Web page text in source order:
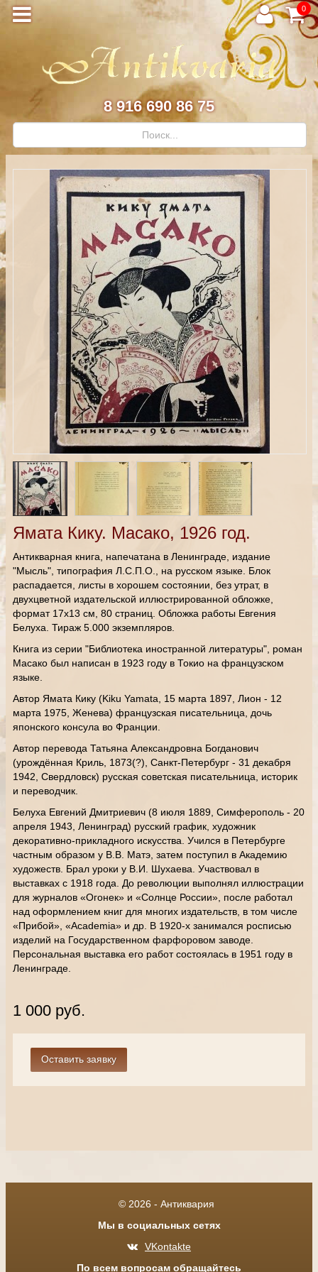
0
8 916 690 86 75
Ямата Кику. Масако, 1926 год.
Антикварная книга, напечатана в Ленинграде, издание
"Мысль", типография Л.С.П.О., на русском языке. Блок
распадается, листы в хорошем состоянии, без утрат, в
двухцветной издательской иллюстрированной обложке,
формат 17х13 см, 80 страниц. Обложка работы Евгения
Белуха. Тираж 5.000 экземпляров.
Книга из серии "Библиотека иностранной литературы", роман
Масако был написан в 1923 году в Токио на французском
языке.
Автор Ямата Кику (Kiku Yamata, 15 марта 1897, Лион - 12
марта 1975, Женева) французская писательница, дочь
японского консула во Франции.
Автор перевода Татьяна Александровна Богданович
(урождённая Криль, 1873(?), Санкт-Петербург - 31 декабря
1942, Свердловск) русская советская писательница, историк
и переводчик.
Белуха Евгений Дмитриевич (8 июля 1889, Симферополь - 20
апреля 1943, Ленинград) русский график, художник
декоративно-прикладного искусства. Учился в Петербурге
частным образом у В.В. Матэ, затем поступил в Академию
художеств. Брал уроки у В.И. Шухаева. Участвовал в
выставках с 1918 года. До революции выполнял иллюстрации
для журналов «Огонек» и «Солнце России», после работал
над оформлением книг для многих издательств, в том числе
«Прибой», «Academia» и др. В 1920-х занимался росписью
изделий на Государственном фарфоровом заводе.
Персональная выставка его работ состоялась в 1951 году в
Ленинграде.
1 000 руб.
© 2026 - Антиквария
Мы в социальных сетях
VKontakte
По всем вопросам обращайтесь